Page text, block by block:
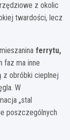
z okolic
twardości, lecz
ferrytu,
faz ma inne
z obróbki cieplnej
W
„stal
poszczególnych